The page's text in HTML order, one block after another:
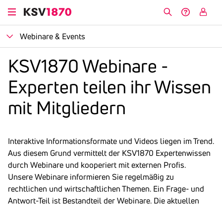
Skip
content
Open
Webi­nare & Events
KSV1870 Webi­nare -
Experten teilen ihr Wissen
mit Mitglie­dern
Interaktive Informationsformate und Videos liegen im Trend.
Aus diesem Grund vermittelt der KSV1870 Expertenwissen
durch Webinare und kooperiert mit externen Profis.
Unsere Webinare informieren Sie regelmäßig zu
rechtlichen und wirtschaftlichen Themen. Ein Frage- und
Antwort-Teil ist Bestandteil der Webinare. Die aktuellen